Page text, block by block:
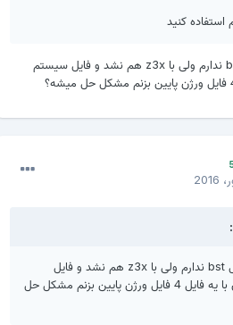
کنید
فایل که چندتا تست کردم دانگل bst ندارم ولی با z3x هم نشد و فایل سیستم
فایل که چندتا تست کردم دانگل bst ندارم ولی با z3x هم نشد و فایل
سیستم رایت نمیشه به نظرتون با یه فایل 4 فایل ورژن پایین بزنم مشکل حل